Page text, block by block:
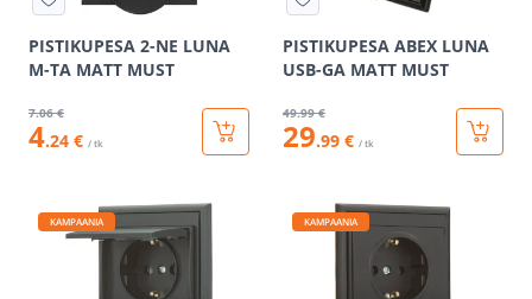
PISTIKUPESA 2-NE LUNA
M-TA MATT MUST
7.06 €
4.24 € / tk
PISTIKUPESA ABEX LUNA
USB-GA MATT MUST
49.99 €
29.99 € / tk
KAMPAANIA KAMPAANIA